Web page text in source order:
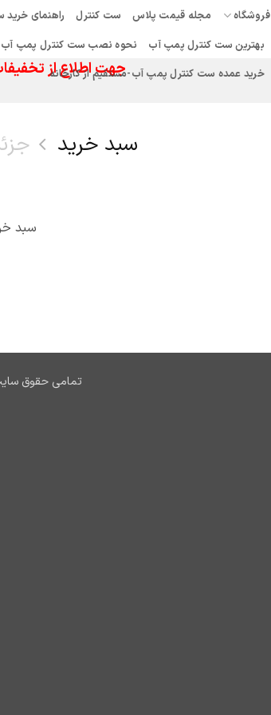
فروشگاه مجله قیمت پلاس ست کنترل
راهنمای
بهترین ست کنترل پمپ آب
نحوه نصب ست کنترل پمپ آب
خرید عمده ست کنترل پمپ آب-مستقیم از کارخانه
جهت اطلاع از
سبد خرید
سبد
تمامی حقوق